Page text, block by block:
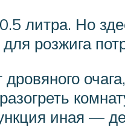
литра. Но
розжига
дровяного
иная —